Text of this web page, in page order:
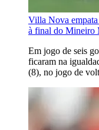
Villa Nova empata
à final do Mineiro
Em jogo de seis
ficaram na
(8), no jogo de